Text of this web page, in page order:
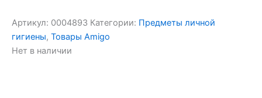
Артикул: 0004893 Категории: Предметы личной
гигиены, Товары Amigo
Нет в наличии